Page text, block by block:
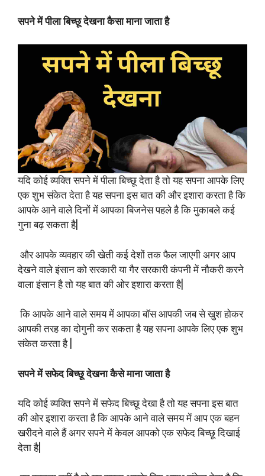
सपने में पीला बिच्छू देखना कैसा माना जाता है
यदि कोई व्यक्ति सपने में पीला बिच्छू देता है तो यह सपना आपके लिए
एक शुभ संकेत देता है यह सपना इस बात की और इशारा करता है कि
आपके आने वाले दिनों में आपका बिजनेस पहले है कि मुकाबले कई
गुना बढ़ सकता है|
और आपके व्यवहार की खेती कई देशों तक फैल जाएगी अगर आप
देखने वाले इंसान को सरकारी या गैर सरकारी कंपनी में नौकरी करने
वाला इंसान है तो यह बात की ओर इशारा करता है|
कि आपके आने वाले समय में आपका बॉस आपकी जब से खुश होकर
आपकी तरह का दोगुनी कर सकता है यह सपना आपके लिए एक शुभ
संकेत करता है |
सपने में सफेद बिच्छू देखना कैसे माना जाता है
यदि कोई व्यक्ति सपने में सफेद बिच्छू देखा है तो यह सपना इस बात
की ओर इशारा करता है कि आपके आने वाले समय में आप एक बहन
खरीदने वाले हैं अगर सपने में केवल आपको एक सफेद बिच्छू दिखाई
देता है|